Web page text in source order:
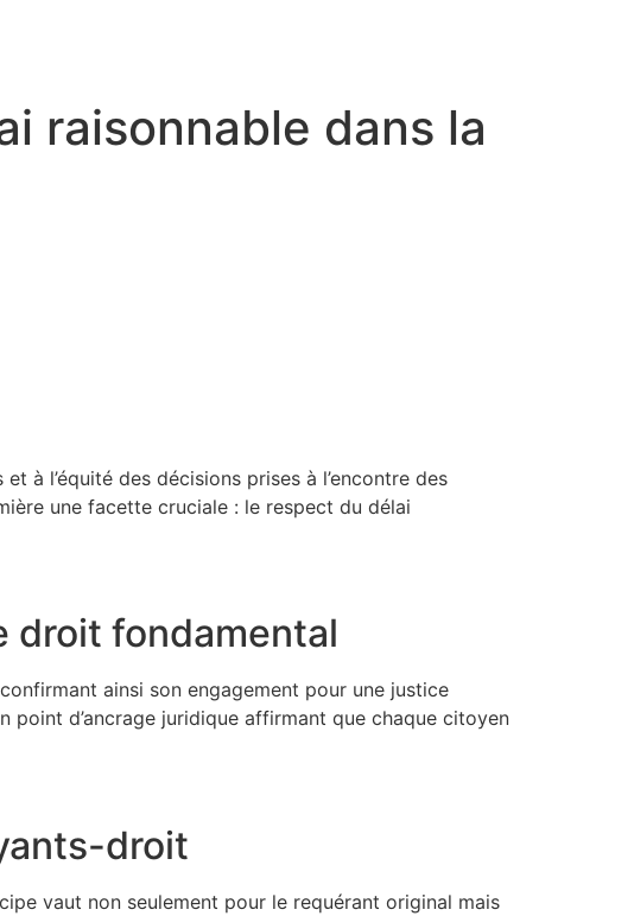
raisonnable dans la
à l’équité des décisions prises à l’encontre des
une facette cruciale : le respect du délai
droit fondamental
ainsi son engagement pour une justice
point d’ancrage juridique affirmant que chaque citoyen
droit
vaut non seulement pour le requérant original mais